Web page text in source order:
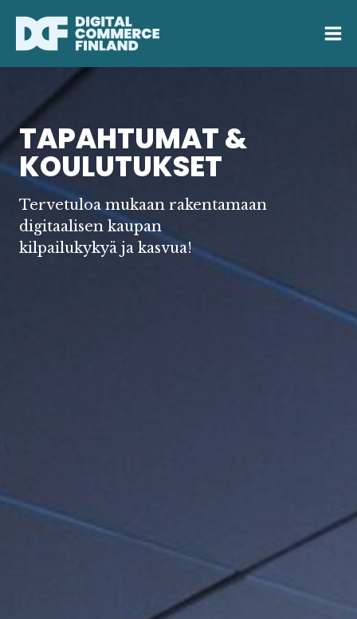
sisältöön
TAPAHTUMAT &
KOULUTUKSET
Tervetuloa mukaan rakentamaan
digitaalisen kaupan
kilpailukykyä ja kasvua!